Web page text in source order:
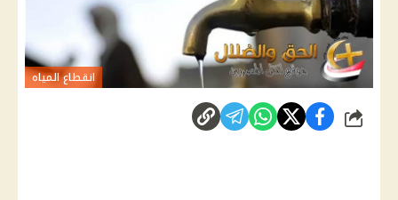
انقطاع المياه
شارك